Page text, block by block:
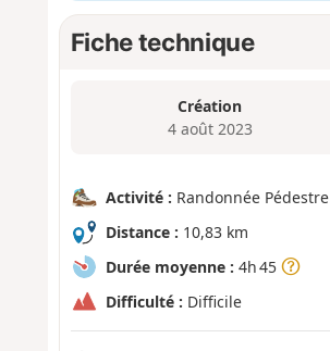
Fiche technique
Création
4 août 2023
Activité : Randonnée Pédestre
Distance : 10,83 km
Durée moyenne : 4h 45
Difficulté : Difficile